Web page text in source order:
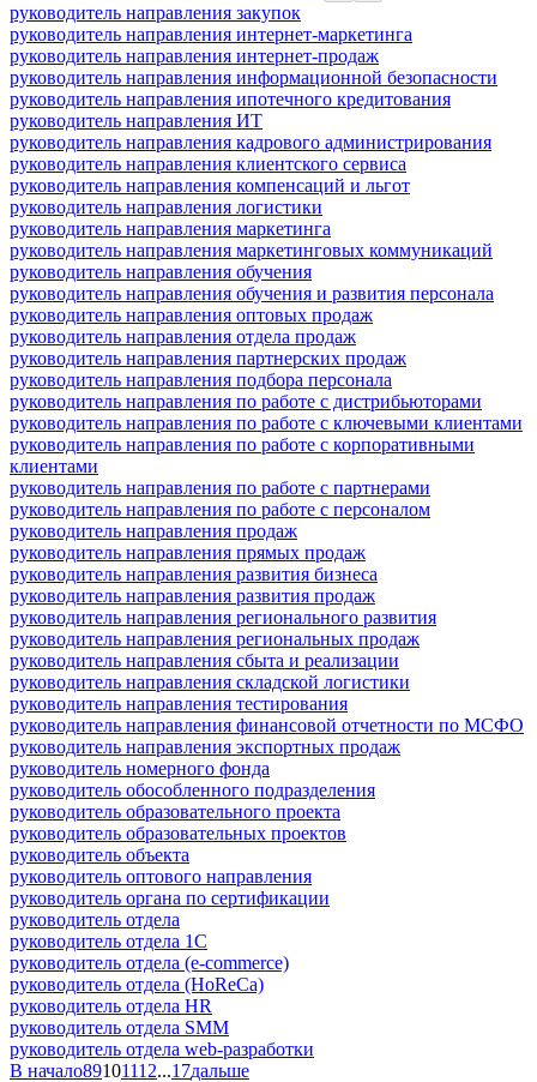
руководитель направления закупок
руководитель направления интернет-маркетинга
руководитель направления интернет-продаж
руководитель направления информационной безопасности
руководитель направления ипотечного кредитования
руководитель направления ИТ
руководитель направления кадрового администрирования
руководитель направления клиентского сервиса
руководитель направления компенсаций и льгот
руководитель направления логистики
руководитель направления маркетинга
руководитель направления маркетинговых коммуникаций
руководитель направления обучения
руководитель направления обучения и развития персонала
руководитель направления оптовых продаж
руководитель направления отдела продаж
руководитель направления партнерских продаж
руководитель направления подбора персонала
руководитель направления по работе с дистрибьюторами
руководитель направления по работе с ключевыми клиентами
руководитель направления по работе с корпоративными
клиентами
руководитель направления по работе с партнерами
руководитель направления по работе с персоналом
руководитель направления продаж
руководитель направления прямых продаж
руководитель направления развития бизнеса
руководитель направления развития продаж
руководитель направления регионального развития
руководитель направления региональных продаж
руководитель направления сбыта и реализации
руководитель направления складской логистики
руководитель направления тестирования
руководитель направления финансовой отчетности по МСФО
руководитель направления экспортных продаж
руководитель номерного фонда
руководитель обособленного подразделения
руководитель образовательного проекта
руководитель образовательных проектов
руководитель объекта
руководитель оптового направления
руководитель органа по сертификации
руководитель отдела
руководитель отдела 1С
руководитель отдела (e-commerce)
руководитель отдела (HoReCa)
руководитель отдела HR
руководитель отдела SMM
руководитель отдела web-разработки
В начало89101112...17дальше